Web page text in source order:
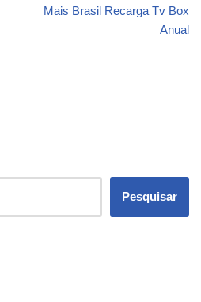
Mais Brasil Recarga Tv Box
Anual
Pesquisar